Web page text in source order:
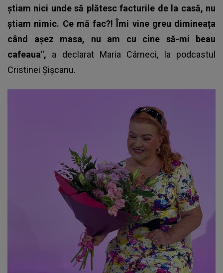
știam nici unde să plătesc facturile de la casă, nu
știam nimic. Ce mă fac?! Îmi vine greu dimineața
când așez masa, nu am cu cine să-mi beau
cafeaua", a declarat Maria Cârneci, la podcastul
Cristinei Șișcanu.